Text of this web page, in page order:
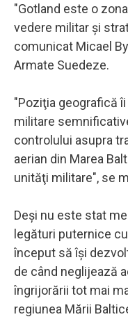
"Gotland este o
vedere militar şi
comunicat Micael
Armate Suedeze.
"Poziţia geografică
militare
controlului asupra
aerian din Marea
unităţi militare", se
Deşi nu este stat
legături puternice
început să îşi
de când neglijează
îngrijorării tot mai
regiunea Mării